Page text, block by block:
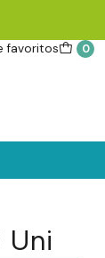
favoritos 0
Uni